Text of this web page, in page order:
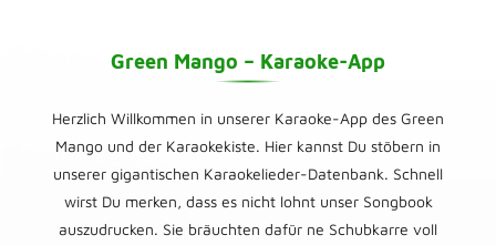
Green Mango – Karaoke-App
Herzlich Willkommen in unserer Karaoke-App des Green
Mango und der Karaokekiste. Hier kannst Du stöbern in
unserer gigantischen Karaokelieder-Datenbank. Schnell
wirst Du merken, dass es nicht lohnt unser Songbook
auszudrucken. Sie bräuchten dafür ne Schubkarre voll